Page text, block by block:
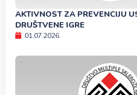
AKTIVNOST ZA PREVENCIJU
DRUŠTVENE IGRE
01.07.2026.